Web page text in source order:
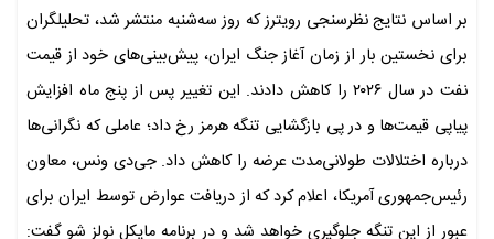
بر اساس نتایج نظرسنجی رویترز که روز سه‌شنبه منتشر شد، تحلیلگران
برای نخستین بار از زمان آغاز جنگ ایران، پیش‌بینی‌های خود از قیمت
نفت در سال ۲۰۲۶ را کاهش دادند. این تغییر پس از پنج ماه افزایش
پیاپی قیمت‌ها و در پی بازگشایی تنگه هرمز رخ داد؛ عاملی که نگرانی‌ها
درباره اختلالات طولانی‌مدت عرضه را کاهش داد. جی‌دی ونس، معاون
رئیس‌جمهوری آمریکا، اعلام کرد که از دریافت عوارض توسط ایران برای
عبور از این تنگه جلوگیری خواهد شد و در برنامه مایکل نولز شو گفت: